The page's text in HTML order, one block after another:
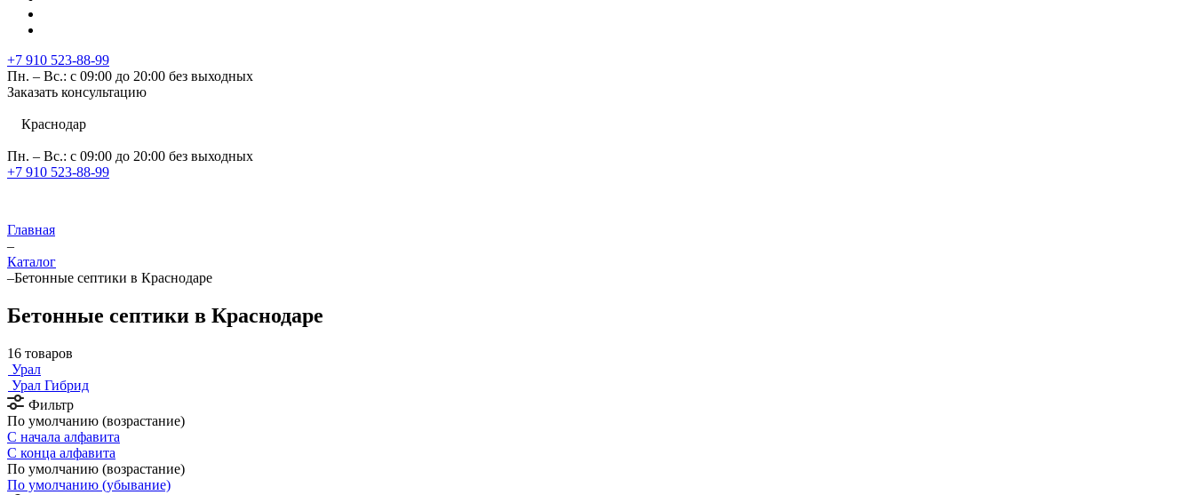
+7 910 523-88-99
Пн. – Вс.: с 09:00 до 20:00 без выходных
Заказать консультацию
Краснодар
Пн. – Вс.: с 09:00 до 20:00 без выходных
+7 910 523-88-99
Главная
–
Каталог
–Бетонные септики в Краснодаре
Бетонные септики в Краснодаре
16 товаров
Урал
Урал Гибрид
Фильтр
По умолчанию (возрастание)
С начала алфавита
С конца алфавита
По умолчанию (возрастание)
По умолчанию (убывание)